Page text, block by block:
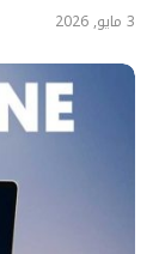
3 مايو, 2026